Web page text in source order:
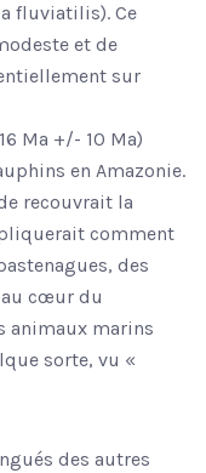
fluviatilis). Ce
et de
sur
Ma +/- 10 Ma)
en Amazonie.
recouvrait la
comment
des
cœur du
animaux marins
sorte, vu «
des autres